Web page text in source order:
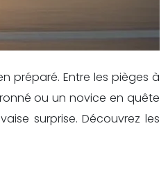
préparé. Entre les pièges à
ou un novice en quête
surprise. Découvrez les